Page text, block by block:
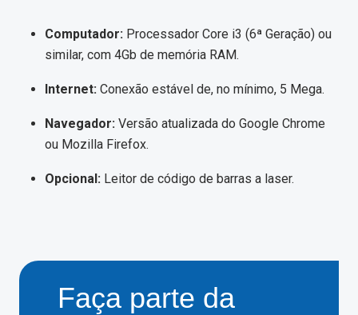
Computador: Processador Core i3 (6ª Geração) ou
similar, com 4Gb de memória RAM.
Internet: Conexão estável de, no mínimo, 5 Mega.
Navegador: Versão atualizada do Google Chrome
ou Mozilla Firefox.
Opcional: Leitor de código de barras a laser.
Faça parte da